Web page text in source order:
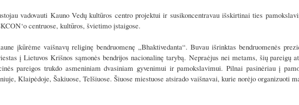
vadovauti Kauno Vedų kultūros centro projektui ir susikoncentravau išskirtinai ties
centruose, kultūros, švietimo įstaigose.
įkūrėme vaišnavų religinę bendruomenę „Bhaktivedanta“. Buvau išrinktas bendruomenės
į Lietuvos Krišnos sąmonės bendrijos nacionalinę tarybą. Nepraėjus nei metams, šių pareigų
pareigos trukdo asmeniniam dvasiniam gyvenimui ir pamokslavimui. Pilnai pasinėriau į
Klaipėdoje, Šakiuose, Telšiuose. Šiuose miestuose atsirado vaišnavai, kurie norėjo organizuoti